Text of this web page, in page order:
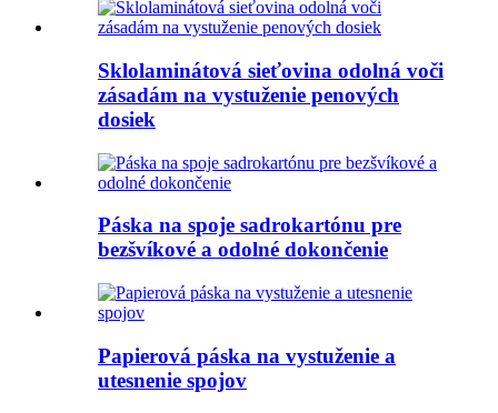
Sklolaminátová sieťovina odolná voči
zásadám na vystuženie penových
dosiek
Páska na spoje sadrokartónu pre
bezšvíkové a odolné dokončenie
Papierová páska na vystuženie a
utesnenie spojov